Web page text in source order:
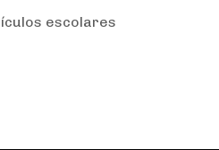
escolares